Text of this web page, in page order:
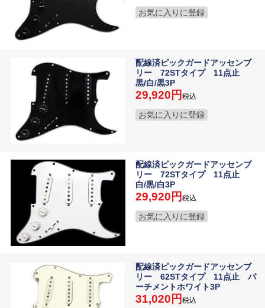
お気に入りに登録
配線済ピックガードアッセンブ
リー 72STタイプ 11点止
黒/白/黒3P
29,920 税込
お気に入りに登録
配線済ピックガードアッセンブ
リー 72STタイプ 11点止
白/黒/白3P
29,920 税込
お気に入りに登録
配線済ピックガードアッセンブ
リー 62STタイプ 11点止 パ
ーチメントホワイト3P
31,020 税込